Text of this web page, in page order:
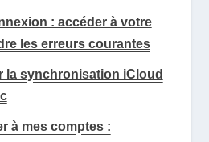
: accéder à votre
les erreurs courantes
la synchronisation iCloud
à mes comptes :